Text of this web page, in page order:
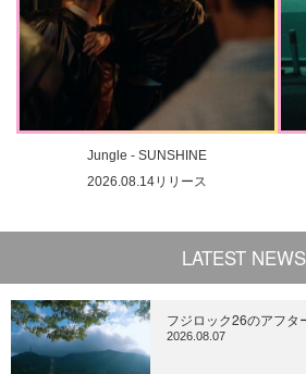
Jungle - SUNSHINE
2026.08.14リリース
LATEST NEWS
フジロック26のアフタ
2026.08.07